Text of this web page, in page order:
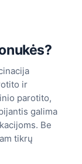
ir
parotito,
galima
Be
tikrų